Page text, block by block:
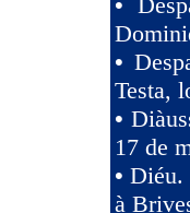
•
Testa,
•
17 de
• Diéu.
à